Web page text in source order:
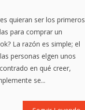
quieran ser los primeros
para comprar un
La razón es simple; el
personas elgen unos
en qué creer,
se...